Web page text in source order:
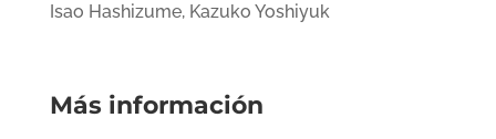
Isao Hashizume, Kazuko Yoshiyuk
Más información